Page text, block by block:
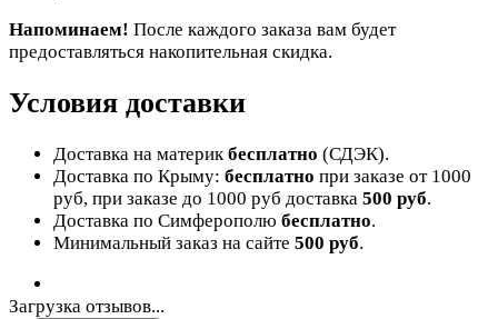
Напоминаем! После каждого заказа вам будет
предоставляться накопительная скидка.
Условия доставки
Доставка на материкбесплатно (СДЭК).
Доставка по Крыму: бесплатно при заказе от 1000
руб, при заказе до 1000 руб доставка 500 руб.
Доставка по Симферополю бесплатно.
Минимальный заказ на сайте 500 руб.
Загрузка отзывов...